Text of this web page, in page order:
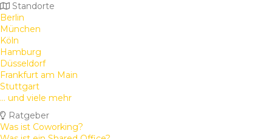
Standorte
Berlin
München
Köln
Hamburg
Düsseldorf
Frankfurt am Main
Stuttgart
... und viele mehr
Ratgeber
Was ist Coworking?